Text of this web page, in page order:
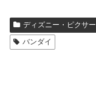
ディズニー・ピクサー
バンダイ